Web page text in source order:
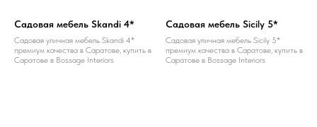
Садовая мебель Skandi 4*
Садовая уличная мебель Skandi 4*
премиум качества в Саратове, купить в
Саратове в Bossage Interiors
Садовая мебель Sicily 5*
Садовая уличная мебель Sicily 5*
премиум качества в Саратове, купить в
Саратове в Bossage Interiors